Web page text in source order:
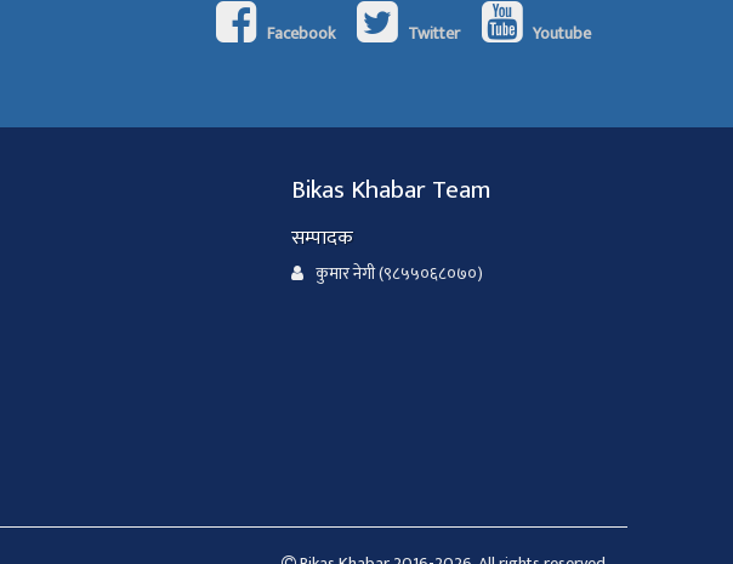
Facebook Twitter Youtube
Bikas Khabar Team
सम्पादक
कुमार नेगी (९८५५०६८०७०)